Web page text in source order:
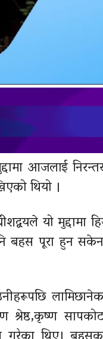
आजलाई
थियो ।
यो मुद्दामा
बहस पूरा हुन